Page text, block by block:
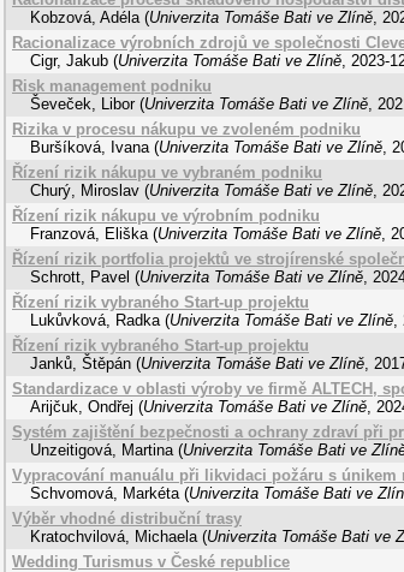
Kobzová, Adéla (Univerzita Tomáše Bati ve Zlíně,
Racionalizace výrobních zdrojů ve společnosti
Cigr, Jakub (Univerzita Tomáše Bati ve Zlíně, 2023-
Risk management podniku
Ševeček, Libor (Univerzita Tomáše Bati ve Zlíně,
Rizika v procesu nákupu ve zvoleném podniku
Buršíková, Ivana (Univerzita Tomáše Bati ve Zlíně,
Řízení rizik nákupu ve vybraném podniku
Churý, Miroslav (Univerzita Tomáše Bati ve Zlíně,
Řízení rizik nákupu ve výrobním podniku
Franzová, Eliška (Univerzita Tomáše Bati ve Zlíně,
Řízení rizik portfolia projektů ve strojírenské
Schrott, Pavel (Univerzita Tomáše Bati ve Zlíně,
Řízení rizik vybraného Start-up projektu
Lukůvková, Radka (Univerzita Tomáše Bati ve Zlíně,
Řízení rizik vybraného Start-up projektu
Janků, Štěpán (Univerzita Tomáše Bati ve Zlíně,
Standardizace v oblasti výroby ve firmě ALTECH,
Arijčuk, Ondřej (Univerzita Tomáše Bati ve Zlíně,
Systém zajištění bezpečnosti a ochrany zdraví při
Unzeitigová, Martina (Univerzita Tomáše Bati ve
Vypracování manuálu při likvidaci požáru s únikem
Schvomová, Markéta (Univerzita Tomáše Bati ve
Výběr vhodné distribuční trasy
Kratochvilová, Michaela (Univerzita Tomáše Bati ve
Wedding Turismus v České republice